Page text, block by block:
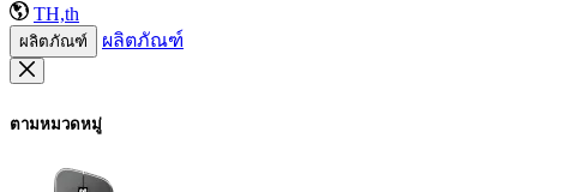
TH,th
ผลิตภัณฑ์ ผลิตภัณฑ์
ตามหมวดหมู่